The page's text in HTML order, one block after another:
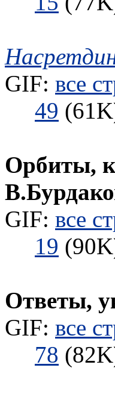
GIF: все
49
Орбиты,
GIF: все
19
Ответы,
GIF: все
78